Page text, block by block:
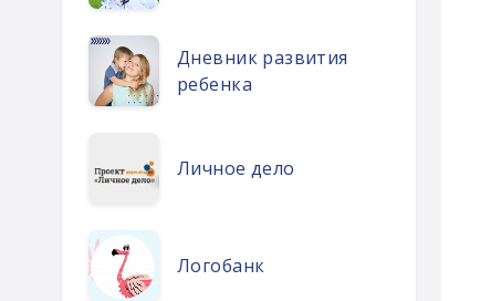
Дневник развития
ребенка
Личное дело
Логобанк